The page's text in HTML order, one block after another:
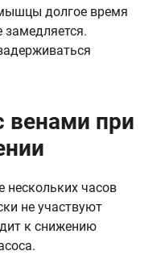
долгое время
венами при
нескольких часов
не участвуют
к снижению